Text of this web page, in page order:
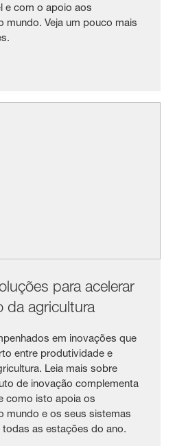
e com o apoio aos
mundo. Veja um pouco mais
para acelerar
da agricultura
em inovações que
entre produtividade e
Leia mais sobre
de inovação complementa
como isto apoia os
mundo e os seus sistemas
as estações do ano.